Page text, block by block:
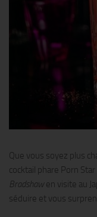
Que vous soyez plus
cocktail phare Porn
Bradshawen visite au
séduire et vous